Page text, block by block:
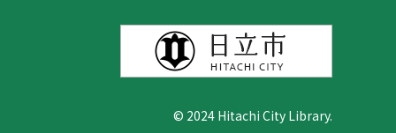
© 2024 Hitachi City Library.